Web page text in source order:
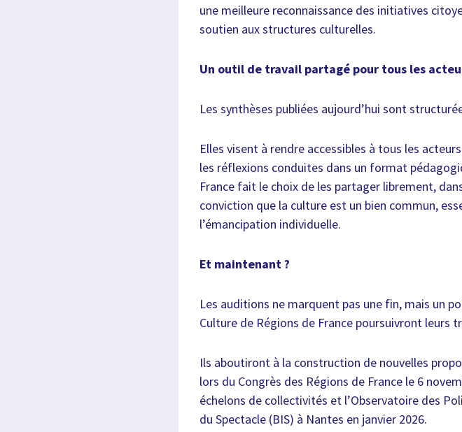
une meilleure reconnaissance des initiatives
soutien aux structures culturelles.
Un outil de travail partagé pour tous les
Les synthèses publiées aujourd’hui sont
Elles visent à rendre accessibles à tous les
les réflexions conduites dans un format
France fait le choix de les partager librement,
conviction que la culture est un bien commun,
l’émancipation individuelle.
Et maintenant ?
Les auditions ne marquent pas une fin, mais un
Culture de Régions de France poursuivront leurs
Ils aboutiront à la construction de nouvelles
lors du Congrès des Régions de France le 6
échelons de collectivités et l’Observatoire des
du Spectacle (BIS) à Nantes en janvier 2026.